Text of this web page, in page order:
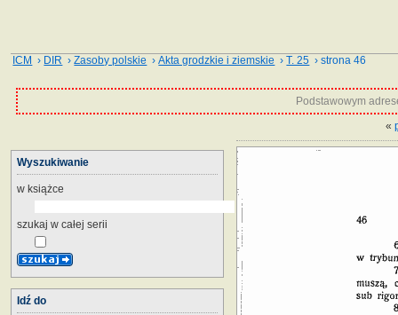
ICM › DIR ›Zasoby polskie ›Akta grodzkie i ziemskie ›T. 25 › strona 46
Podstawowym
«
Wyszukiwanie
w książce
szukaj w całej serii
Idź do